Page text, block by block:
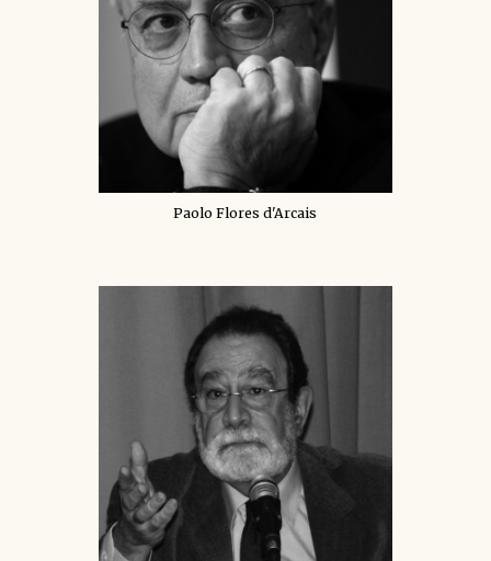
Paolo Flores d'Arcais